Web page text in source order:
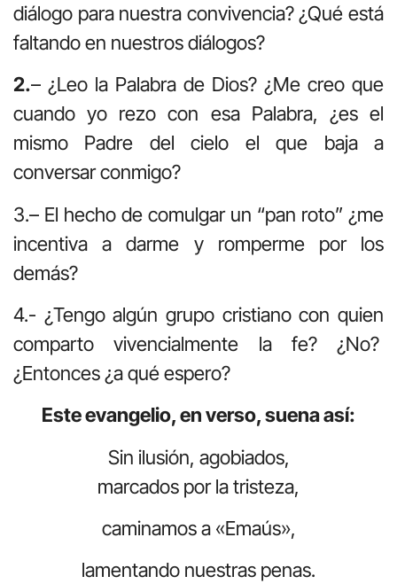
diálogo para nuestra convivencia? ¿Qué está
faltando en nuestros diálogos?
2.– ¿Leo la Palabra de Dios? ¿Me creo que
cuando yo rezo con esa Palabra, ¿es el
mismo Padre del cielo el que baja a
conversar conmigo?
3.– El hecho de comulgar un “pan roto” ¿me
incentiva a darme y romperme por los
demás?
4.- ¿Tengo algún grupo cristiano con quien
comparto vivencialmente la fe? ¿No?
¿Entonces ¿a qué espero?
Este evangelio, en verso, suena así:
Sin ilusión, agobiados,
marcados por la tristeza,
caminamos a «Emaús»,
lamentando nuestras penas.